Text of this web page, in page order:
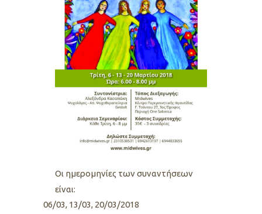
Oι ημερομηνίες των συναντήσεων
είναι:
06/03, 13/03, 20/03/2018